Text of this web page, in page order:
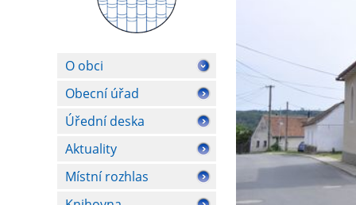
O obci
Obecní úřad
Úřední deska
Aktuality
Místní rozhlas